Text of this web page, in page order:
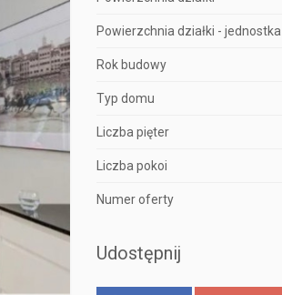
Powierzchnia działki - jednostka
Rok budowy
Typ domu
Liczba pięter
Liczba pokoi
Numer oferty
Udostępnij